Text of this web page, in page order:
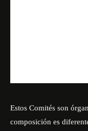
Estos Comités son
composición es